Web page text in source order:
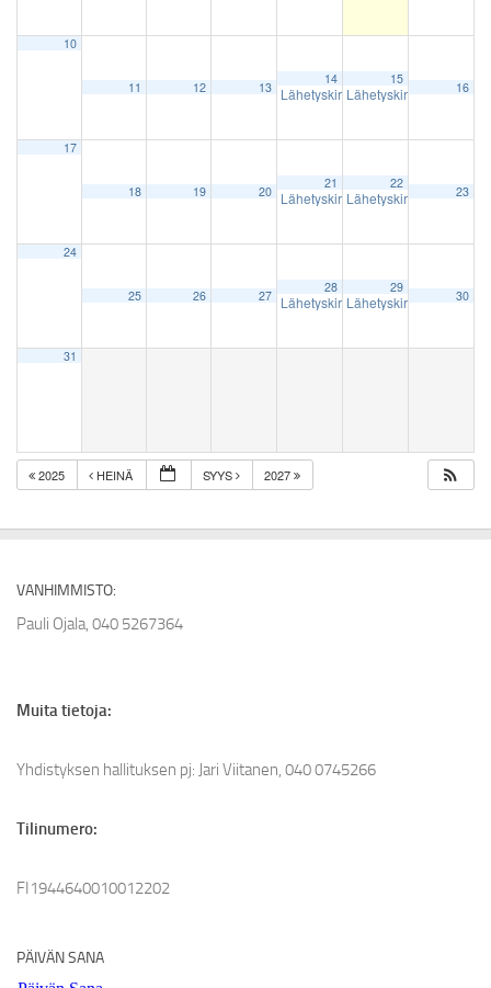
10
11 12 13
14
Lähetyskirppis15:00
15
Lähetyskirppis 10:00
16
17
18 19 20
21
Lähetyskirppis15:00
22
Lähetyskirppis 10:00
23
24
25 26 27
28
Lähetyskirppis15:00
29
Lähetyskirppis 10:00
30
31
2025 HEINÄ SYYS 2027
VANHIMMISTO:
Pauli Ojala, 040 5267364
Muita tietoja:
Yhdistyksen hallituksen pj: Jari Viitanen, 040 0745266
Tilinumero:
FI1944640010012202
PÄIVÄN SANA